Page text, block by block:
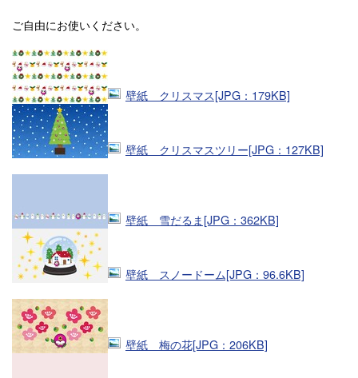
ご自由にお使いください。
壁紙 クリスマス[JPG：179KB]
壁紙 クリスマスツリー[JPG：127KB]
壁紙 雪だるま[JPG：362KB]
壁紙 スノードーム[JPG：96.6KB]
壁紙 梅の花[JPG：206KB]